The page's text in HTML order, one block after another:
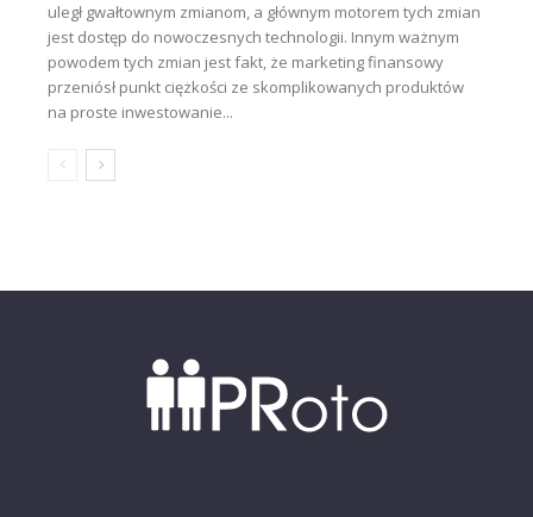
uległ gwałtownym zmianom, a głównym motorem tych zmian
jest dostęp do nowoczesnych technologii. Innym ważnym
powodem tych zmian jest fakt, że marketing finansowy
przeniósł punkt ciężkości ze skomplikowanych produktów
na proste inwestowanie...